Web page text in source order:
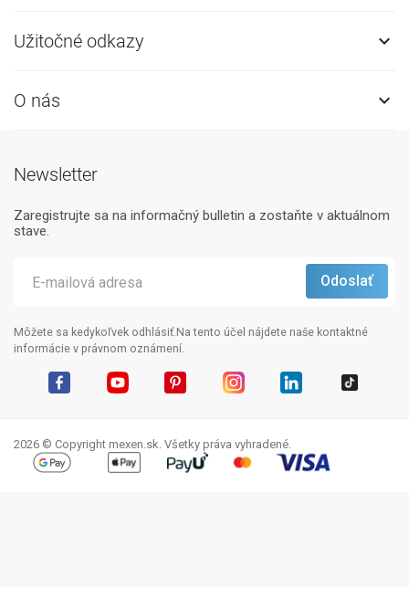
Užitočné odkazy 
O nás 
Newsletter
Zaregistrujte sa na informačný bulletin a zostaňte v aktuálnom
stave.
Môžete sa kedykoľvek odhlásiť.Na tento účel nájdete naše kontaktné
informácie v právnom oznámení.
2026 © Copyright mexen.sk. Všetky práva vyhradené.